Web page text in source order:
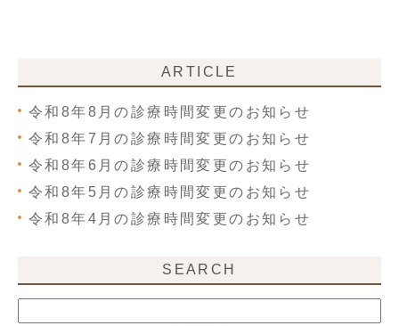
ARTICLE
令和8年8月の診療時間変更のお知らせ
令和8年7月の診療時間変更のお知らせ
令和8年6月の診療時間変更のお知らせ
令和8年5月の診療時間変更のお知らせ
令和8年4月の診療時間変更のお知らせ
SEARCH